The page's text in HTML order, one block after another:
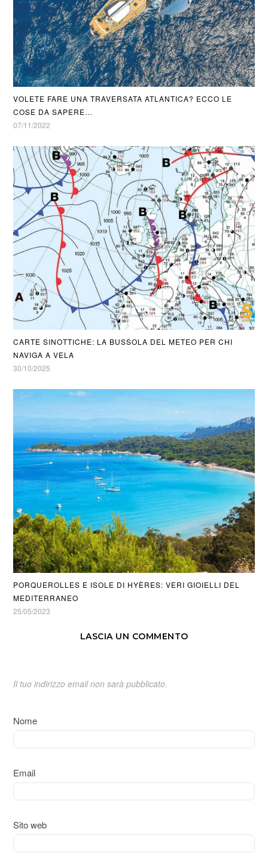
VOLETE FARE UNA TRAVERSATA ATLANTICA? ECCO LE
COSE DA SAPERE…
07/11/2022
CARTE SINOTTICHE: LA BUSSOLA DEL METEO PER CHI
NAVIGA A VELA
30/10/2025
PORQUEROLLES E ISOLE DI HYÈRES: VERI GIOIELLI DEL
MEDITERRANEO
25/05/2023
LASCIA UN COMMENTO
Il tuo indirizzo email non sarà pubblicato.
Nome
Email
Sito web